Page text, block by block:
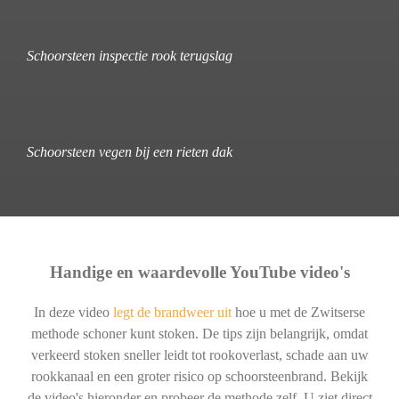
Schoorsteen inspectie rook terugslag
Schoorsteen vegen bij een rieten dak
Handige en waardevolle YouTube video's
In deze video legt de brandweer uit hoe u met de Zwitserse
methode schoner kunt stoken. De tips zijn belangrijk, omdat
verkeerd stoken sneller leidt tot rookoverlast, schade aan uw
rookkanaal en een groter risico op schoorsteenbrand. Bekijk